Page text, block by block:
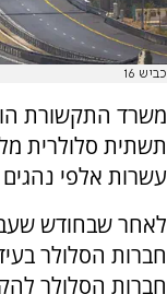
כביש 16
משרד התקשורת
עשרות אלפי נהגים
לאחר שבחודש
חברות הסלולר